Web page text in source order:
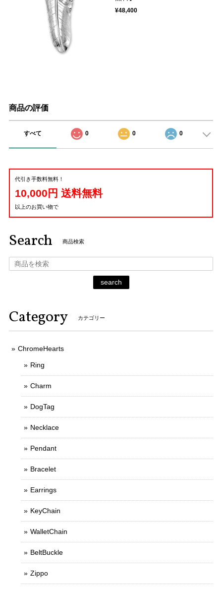
¥48,400
商品の評価
すべて 0 0 0
代引き手数料無料！
10,000円 送料無料
以上のお買い物で
Search 商品検索
search
Category カテゴリー
ChromeHearts
Ring
Charm
DogTag
Necklace
Pendant
Bracelet
Earrings
KeyChain
WalletChain
BeltBuckle
Zippo